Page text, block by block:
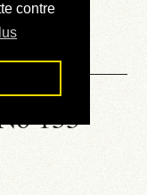
contre
133